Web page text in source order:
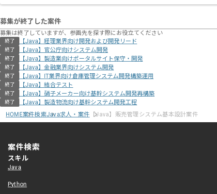
募集が終了した案件
募集は終了していますが、参画先を探す際にお役立てください
終了 【Java】経理業界向け開発および開発リード
終了 【Java】官公庁向けシステム開発
終了 【Java】製造業向けポータルサイト保守・開発
終了 【Java】金融業界向けシステム開発
終了 【Java】IT業界向け倉庫管理システム開発構築運用
終了 【Java】結合テスト
終了 【Java】硝子メーカー向け基幹システム開発再構築
終了
【Java】製造物流向け基幹システム開発工程
HOME案件検索Java求人・案件 【Java】販売管理システム基本設計案件
案件検索
スキル
Java
Python